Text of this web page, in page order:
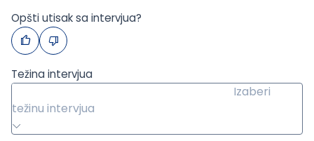
Opšti utisak sa intervjua?
Težina intervjua
Izaberi
težinu intervjua